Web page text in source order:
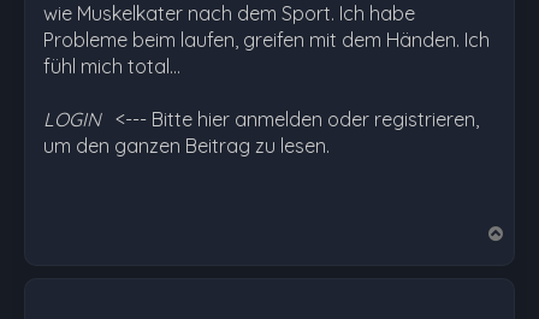
wie Muskelkater nach dem Sport. Ich habe
Probleme beim laufen, greifen mit dem Händen. Ich
fühl mich total…
LOGIN <--- Bitte hier anmelden oder registrieren,
um den ganzen Beitrag zu lesen.